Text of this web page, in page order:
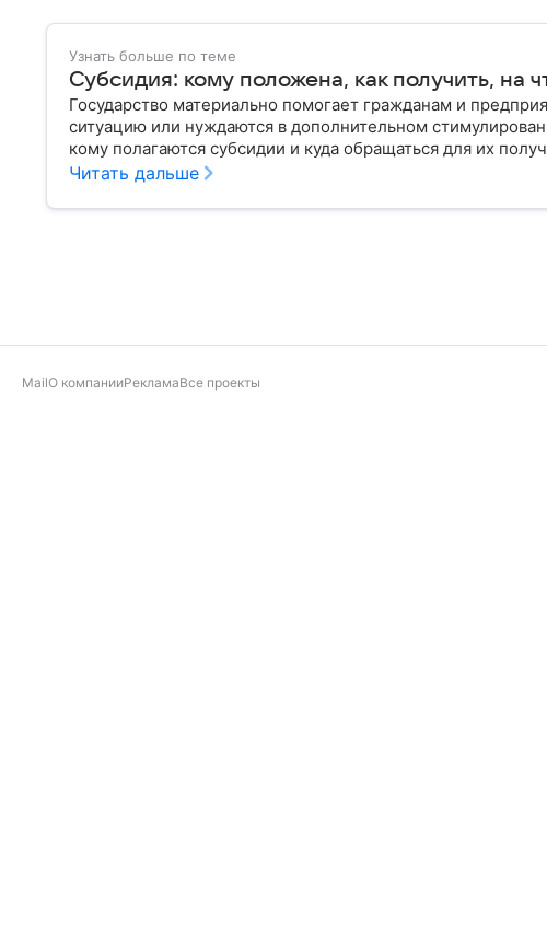
Узнать больше по теме
Субсидия: кому положена, как получить, на
Государство материально помогает гражданам и
ситуацию или нуждаются в дополнительном
кому полагаются субсидии и куда обращаться для их
Читать дальше
MailО компанииРекламаВсе проекты